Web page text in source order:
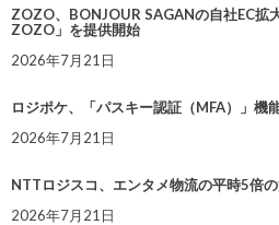
ZOZO、BONJOUR SAGANの自社EC
ZOZO」を提供開始
2026年7月21日
ロジポケ、「パスキー認証（MFA）」機
2026年7月21日
NTTロジスコ、エンタメ物流の平時5倍
2026年7月21日